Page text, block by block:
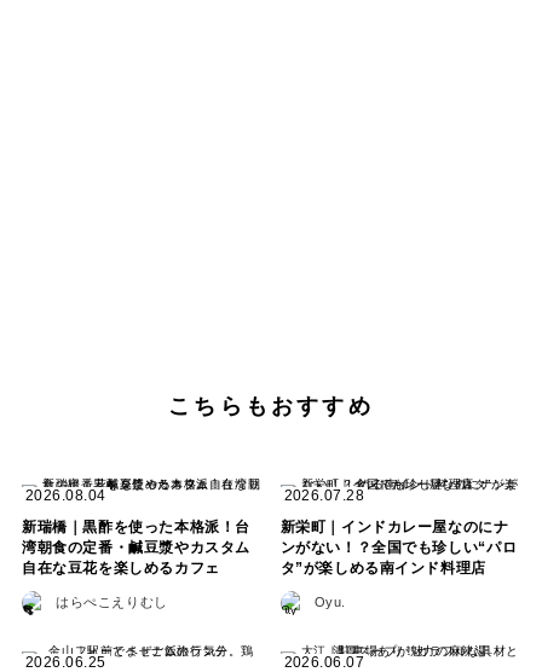
こちらもおすすめ
2026.08.04
新瑞橋｜黒酢を使った本格派！台
湾朝食の定番・鹹豆漿やカスタム
自在な豆花を楽しめるカフェ
はらぺこえりむし
2026.07.28
新栄町｜インドカレー屋なのにナ
ンがない！？全国でも珍しい“パロ
タ”が楽しめる南インド料理店
Oyu.
2026.06.25 2026.06.07